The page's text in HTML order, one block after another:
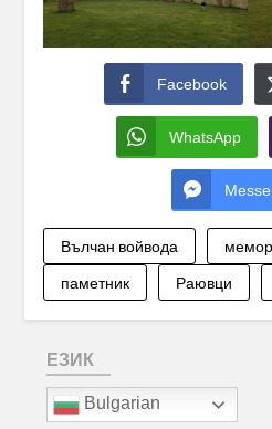
Facebook
WhatsApp
Вълчан войвода
паметник
Раювци
ЕЗИК
Bulgarian